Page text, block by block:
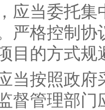
应当委托
严格控制
目的方式规
按照政府
督管理部